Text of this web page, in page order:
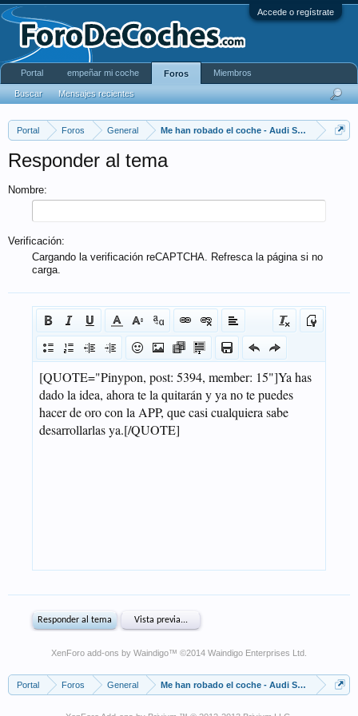
Accede o regístrate
Portal Foros General Me han robado el coche - Audi S3 negro -
Responder al tema
Nombre:
Verificación:
Cargando la verificación reCAPTCHA. Refresca la página si no
carga.
XenForo add-ons by Waindigo™ ©2014 Waindigo Enterprises Ltd
Portal Foros General Me han robado el coche - Audi S3 negro -
Portal empeñar mi coche Foros
Buscar Mensajes recientes
Miembros